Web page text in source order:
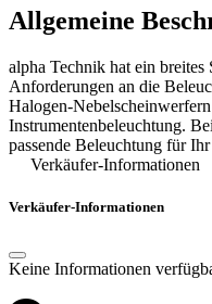
Allgemeine
alpha Technik hat ein
Anforderungen an die
Halogen-
Instrumentenbeleuchtung.
passende Beleuchtung für
Verkäufer-Informationen
Verkäufer-Informationen
Keine Informationen